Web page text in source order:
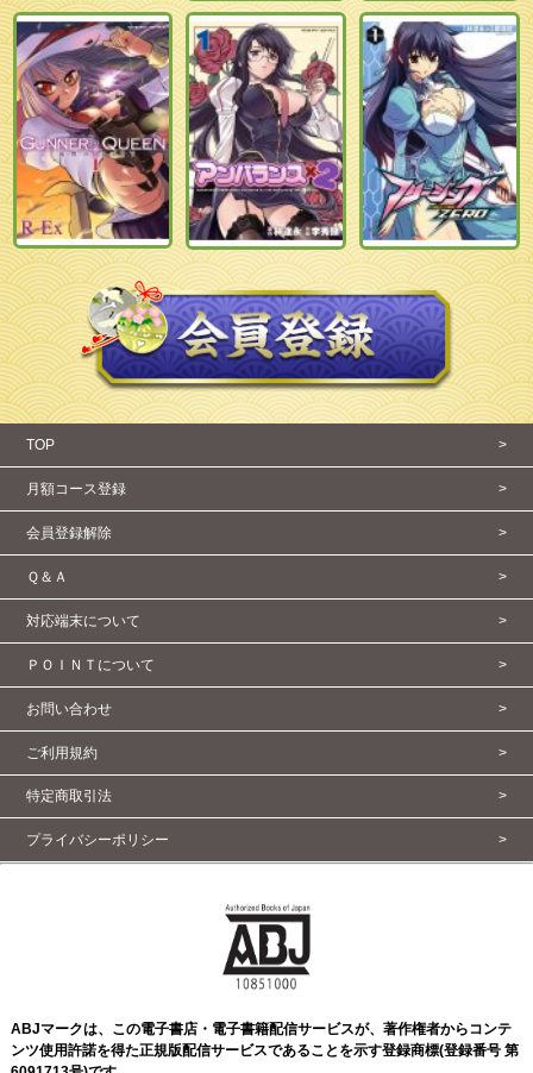
TOP >
月額コース登録 >
会員登録解除 >
Ｑ＆Ａ >
対応端末について >
ＰＯＩＮＴについて >
お問い合わせ >
ご利用規約 >
特定商取引法 >
プライバシーポリシー >
ABJマークは、この電子書店・電子書籍配信サービスが、著作権者からコンテ
ンツ使用許諾を得た正規版配信サービスであることを示す登録商標(登録番号 第